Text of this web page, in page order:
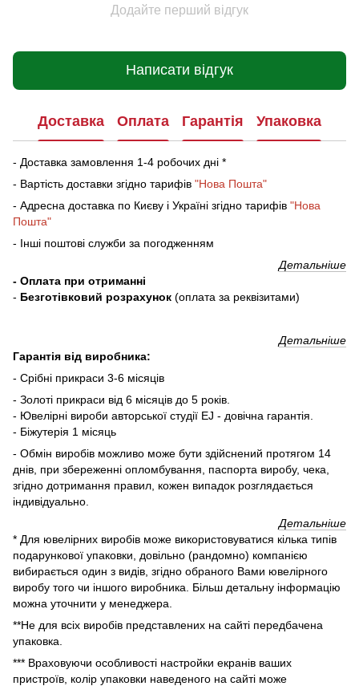
Додайте перший відгук
Написати відгук
Доставка Оплата Гарантія Упаковка
- Доставка замовлення 1-4 робочих дні *
- Вартість доставки згідно тарифів "Нова Пошта"
- Адресна доставка по Києву і Україні згідно тарифів "Нова
Пошта"
- Інші поштові служби за погодженням
Детальніше
- Оплата при отриманні
- Безготівковий розрахунок (оплата за реквізитами)
Детальніше
Гарантія від виробника:
- Срібні прикраси 3-6 місяців
- Золоті прикраси від 6 місяців до 5 років.
- Ювелірні вироби авторської студії EJ - довічна гарантія.
- Біжутерія 1 місяць
- Обмін виробів можливо може бути здійснений протягом 14
днів, при збереженні опломбування, паспорта виробу, чека,
згідно дотримання правил, кожен випадок розглядається
індивідуально.
Детальніше
* Для ювелірних виробів може використовуватися кілька типів
подарункової упаковки, довільно (рандомно) компанією
вибирається один з видів, згідно обраного Вами ювелірного
виробу того чи іншого виробника. Більш детальну інформацію
можна уточнити у менеджера.
**Не для всіх виробів представлених на сайті передбачена
упаковка.
*** Враховуючи особливості настройки екранів ваших
пристроїв, колір упаковки наведеного на сайті може